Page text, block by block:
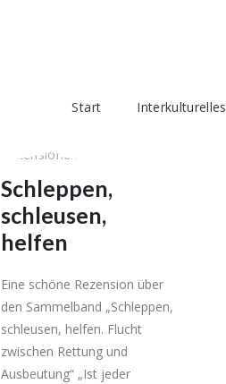
Start Interkulturelles
Rezensionen
Schleppen,
schleusen,
helfen
Eine schöne Rezension über
den Sammelband „Schleppen,
schleusen, helfen. Flucht
zwischen Rettung und
Ausbeutung“ „Ist jeder